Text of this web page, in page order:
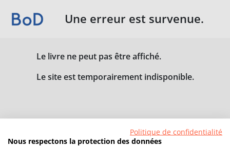
Une erreur est survenue.
Le livre ne peut pas être affiché.
Le site est temporairement indisponible.
Politique de confidentialité
Nous respectons la protection des données